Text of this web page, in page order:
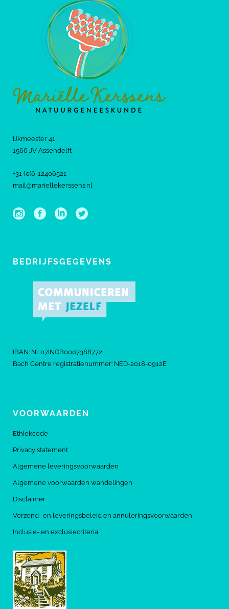
IJkmeester 41
1566 JV Assendelft
+31 (0)6-12406521
mail@mariellekerssens.nl
BEDRIJFSGEGEVENS
IBAN: NL07INGB0007388772
Bach Centre registratienummer: NED-2018-0912E
VOORWAARDEN
Ethiekcode
Privacy statement
Algemene leveringsvoorwaarden
Algemene voorwaarden wandelingen
Disclaimer
Verzend- en leveringsbeleid en annuleringsvoorwaarden
Inclusie- en exclusiecriteria